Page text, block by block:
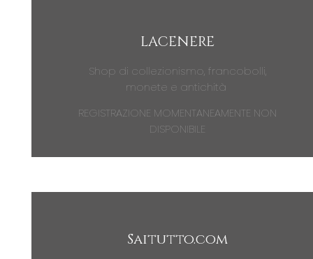
LACENERE
Shop di collezionismo, francobolli,
monete e antichità
REGISTRAZIONE MOMENTANEAMENTE NON
DISPONIBILE
Saitutto.com